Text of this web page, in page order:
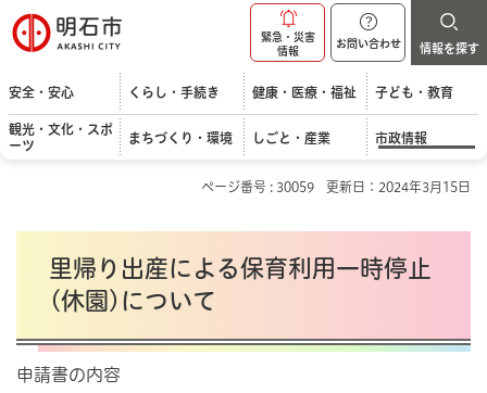
明石市
緊急・災害
情報
お問い合わせ 情報を探す
安全・安心 くらし・手続き 健康・医療・福祉 子ども・教育
観光・文化・スポ
ーツ
まちづくり・環境 しごと・産業 市政情報
ページ番号 : 30059 更新日：2024年3月15日
里帰り出産による保育利用一時停止
(休園)について
申請書の内容